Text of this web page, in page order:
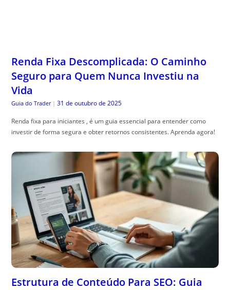
Renda Fixa Descomplicada: O Caminho
Seguro para Quem Nunca Investiu na
Vida
Guia do Trader | 31 de outubro de 2025
Renda fixa para iniciantes , é um guia essencial para entender como
investir de forma segura e obter retornos consistentes. Aprenda agora!
Estrutura de Conteúdo Para SEO: Guia